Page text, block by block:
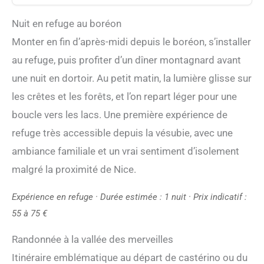
Nuit en refuge au boréon
Monter en fin d’après-midi depuis le boréon, s’installer
au refuge, puis profiter d’un dîner montagnard avant
une nuit en dortoir. Au petit matin, la lumière glisse sur
les crêtes et les forêts, et l’on repart léger pour une
boucle vers les lacs. Une première expérience de
refuge très accessible depuis la vésubie, avec une
ambiance familiale et un vrai sentiment d’isolement
malgré la proximité de Nice.
Expérience en refuge · Durée estimée : 1 nuit · Prix indicatif :
55 à 75 €
Randonnée à la vallée des merveilles
Itinéraire emblématique au départ de castérino ou du